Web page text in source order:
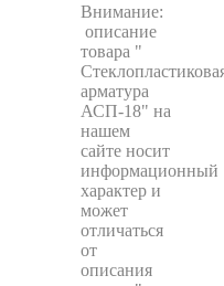
Внимание:
описание
товара "
арматура
АСП-18" на
нашем
сайте носит
информационный
характер и
может
отличаться
от
описания